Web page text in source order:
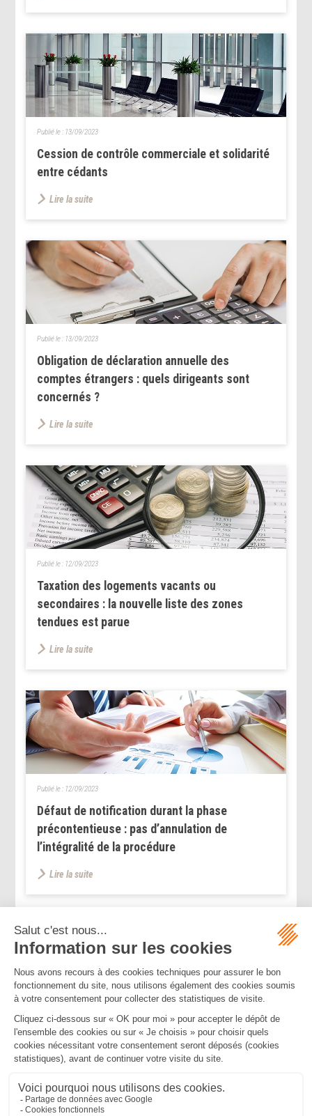
Cession de contrôle commerciale et solidarité
entre cédants
Publié le : 13/09/2023
Lire la suite
Obligation de déclaration annuelle des
comptes étrangers : quels dirigeants sont
concernés ?
Publié le : 13/09/2023
Lire la suite
Taxation des logements vacants ou
secondaires : la nouvelle liste des zones
tendues est parue
Publié le : 12/09/2023
Lire la suite
Défaut de notification durant la phase
précontentieuse : pas d’annulation de
l’intégralité de la procédure
Publié le : 12/09/2023
Lire la suite
<< < ... 185
>>
Mentions légalesPolitique de confidentialitéPolitique de cookies
Plan du site
MBA ET ASSOCIÉS
235 Rue Helene Boucher, 34170 CASTELNAU LE LEZ